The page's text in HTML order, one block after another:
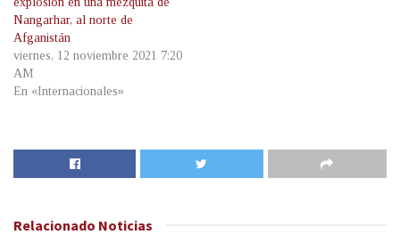
Nangarhar, al norte de
Afganistán
viernes, 12 noviembre 2021 7:20
AM
En «Internacionales»
Relacionado Noticias